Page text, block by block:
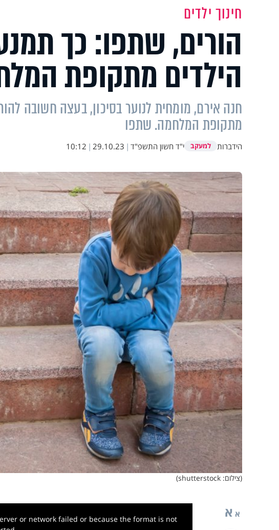
חינוך ילדים
הורים, שתפו: כך
הילדים מתקופת
חנה אירם, מומחית לנוער בסיכון, בעצה חשובה
מתקופת המלחמה. שתפו
הידברות למעקב י"ד חשון התשפ"ד |
29.10.23
|
10:12
(צילום: shutterstock)
א א
or network failed or because the format is not